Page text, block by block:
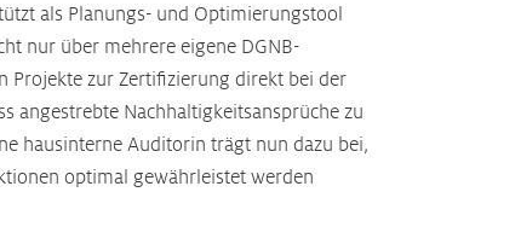
als Planungs- und Optimierungstool
nur über mehrere eigene DGNB-
Projekte zur Zertifizierung direkt bei der
angestrebte Nachhaltigkeitsansprüche zu
hausinterne Auditorin trägt nun dazu bei,
optimal gewährleistet werden